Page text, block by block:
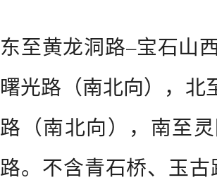
东至黄龙洞路–宝石山
曙光路（南北向），北
路（南北向），南至
路。不含青石桥、玉